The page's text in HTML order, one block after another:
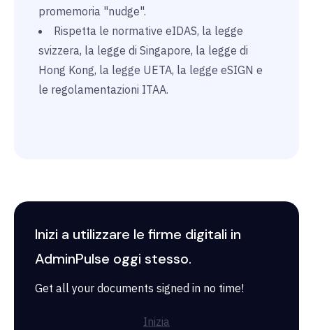
promemoria "nudge".
Rispetta le normative eIDAS, la legge
svizzera, la legge di Singapore, la legge di
Hong Kong, la legge UETA, la legge eSIGN e
le regolamentazioni ITAA.
Inizi a utilizzare le firme digitali in
AdminPulse oggi stesso.
Get all your documents signed in no time!
Inizia